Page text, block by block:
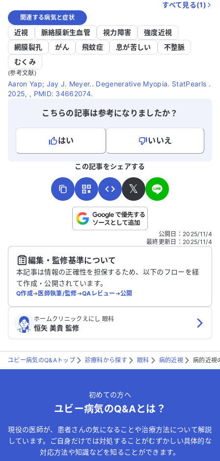
すべて見る(1)
関連する病気と症状
近視 脈絡膜新生血管 視力障害
強度近視
網膜裂孔
がん 飛蚊症 息が苦しい
不整脈
むくみ
(参考文献)
Aaron Yap; Jay J. Meyer.. Degenerative Myopia. StatPearls .
2025, , PMID: 34662074.
こちらの記事は参考になりましたか？
はい
いいえ
こちらは送信専用のフォームです。氏名やご自身の病気の詳細な
送信する
この記事をシェアする
𝕏
公開日 ： 2025/11/4
最終更新日 ： 2025/11/4
編集・監修基準について
本記事は情報の正確性を担保するため、以下のフローを経
て作成・公開されています。
Q作成➔医師執筆/監修➔QAレビュー➔公開
ホームクリニックえにし 眼科
恒矢 美貴 監修
ユビー病気のQ&Aトップ 診療科から探す 眼科 病的近視 病的近視
初めての方へ
ユビー病気のQ&Aとは？
現役の医師が、患者さんの気になることや治療方法について解説
しています。ご自身だけでは対処することがむずかしい具体的な
対応方法や知識などを知ることができます。